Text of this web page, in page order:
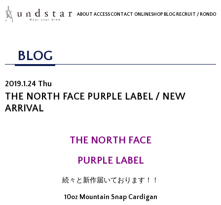
ABOUT ACCESSCONTACT ONLINESHOP BLOG RECRUIT / RONDO
BLOG
2019.1.24 Thu
THE NORTH FACE PURPLE LABEL / NEW
ARRIVAL
THE NORTH FACE
PURPLE LABEL
続々と新作届いております！！
10oz Mountain Snap Cardigan